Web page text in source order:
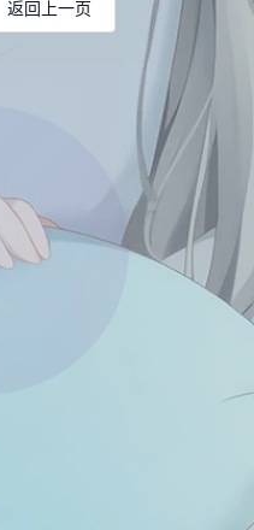
返回上一页